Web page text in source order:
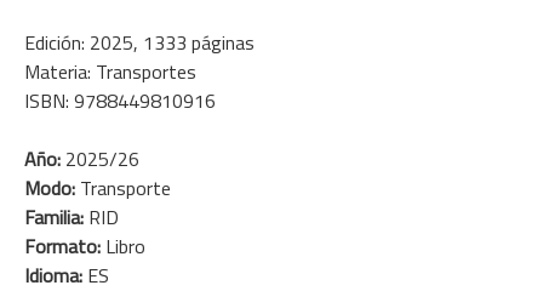
Edición: 2025, 1333 páginas
Materia: Transportes
ISBN: 9788449810916
Año: 2025/26
Modo: Transporte
Familia: RID
Formato: Libro
Idioma: ES